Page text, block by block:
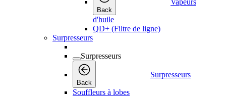
Back
Vapeurs
d'huile
QD+ (Filtre de ligne)
Surpresseurs
Surpresseurs
Back
Surpresseurs
Souffleurs à lobes